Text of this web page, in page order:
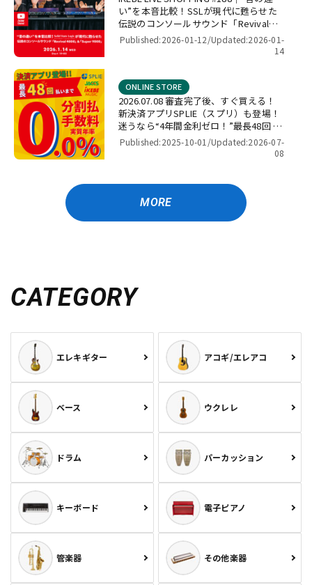
い”を本音比較！SSLが現代に甦らせた
伝説のコンソールサウンド「Revival
4000」＆「Super 9000」【presented
Published:2026-01-12/Updated:2026-01-
14
2026.07.08 審査完了後、すぐ買える！
新決済アプリSPLIE（スプリ）も登場！
迷うなら“4年間金利ゼロ！”最長48回 無
金利キャンペーン
ONLINE STORE
Published:2025-10-01/Updated:2026-07-
08
MORE
CATEGORY
エレキギター アコギ/エレアコ
ベース ウクレレ
ドラム パーカッション
キーボード 電子ピアノ
管楽器 その他楽器